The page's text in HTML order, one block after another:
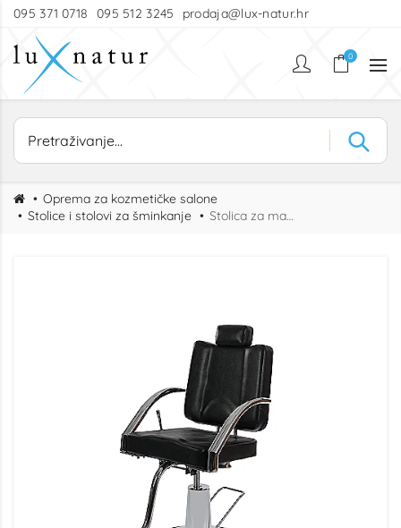
095 371 0718 095 512 3245 prodaja@lux-natur.hr
0
Oprema za kozmetičke salone
Stolice i stolovi za šminkanje
Stolica za make up šminkanje PLATY